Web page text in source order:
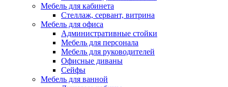
Мебель для кабинета
Стеллаж, сервант, витрина
Мебель для офиса
Административные стойки
Мебель для персонала
Мебель для руководителей
Офисные диваны
Сейфы
Мебель для ванной